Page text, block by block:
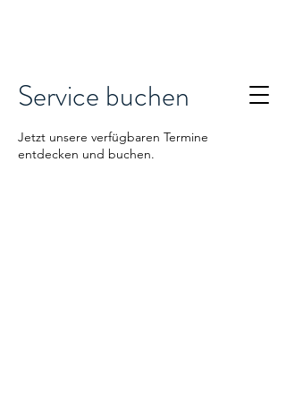
Service buchen
Jetzt unsere verfügbaren Termine
entdecken und buchen.